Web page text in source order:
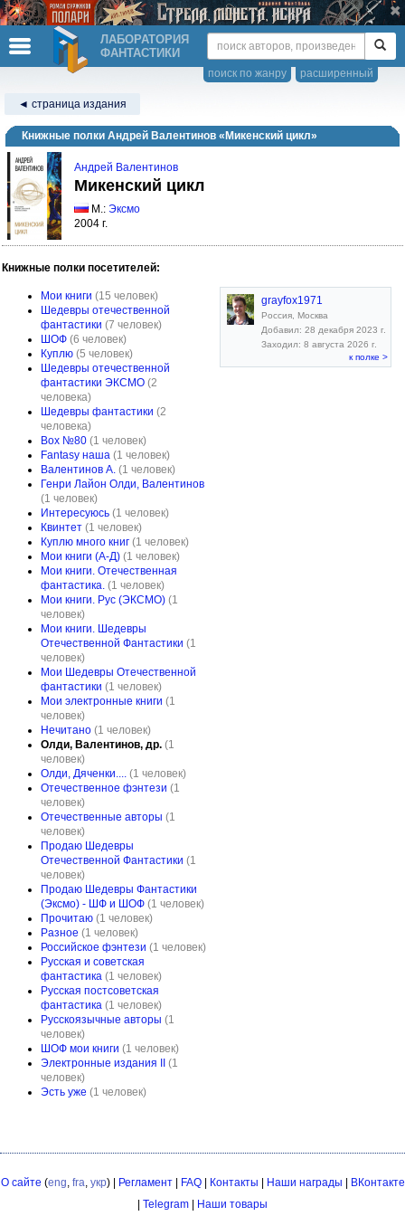
ЛАБОРАТОРИЯ
ФАНТАСТИКИ
расширенный
поиск по жанру
◄ страница издания
Книжные полки Андрей Валентинов «Микенский цикл»
Андрей Валентинов
Микенский цикл
М.: Эксмо
2004 г.
Книжные полки посетителей:
Мои книги (15 человек)
Шедевры отечественной
фантастики (7 человек)
ШОФ (6 человек)
Куплю (5 человек)
Шедевры отечественной
фантастики ЭКСМО (2
человека)
Шедевры фантастики (2
человека)
Box №80 (1 человек)
Fantasy наша (1 человек)
Валентинов А. (1 человек)
Генри Лайон Олди, Валентинов
(1 человек)
Интересуюсь (1 человек)
Квинтет (1 человек)
Куплю много книг (1 человек)
Мои книги (А-Д) (1 человек)
Мои книги. Отечественная
фантастика. (1 человек)
Мои книги. Рус (ЭКСМО) (1
человек)
Мои книги. Шедевры
Отечественной Фантастики (1
человек)
Мои Шедевры Отечественной
фантастики (1 человек)
Мои электронные книги (1
человек)
Нечитано (1 человек)
Олди, Валентинов, др. (1
человек)
Олди, Дяченки.... (1 человек)
Отечественное фэнтези (1
человек)
Отечественные авторы (1
человек)
Продаю Шедевры
Отечественной Фантастики (1
человек)
Продаю Шедевры Фантастики
(Эксмо) - ШФ и ШОФ (1 человек)
Прочитаю (1 человек)
Разное (1 человек)
Российское фэнтези (1 человек)
Русская и советская
фантастика (1 человек)
Русская постсоветская
фантастика (1 человек)
Русскоязычные авторы (1
человек)
ШОФ мои книги (1 человек)
Электронные издания II
(1
человек)
Эсть уже (1 человек)
grayfox1971
Россия, Москва
Добавил: 28 декабря 2023 г.
Заходил: 8 августа 2026 г.
к полке >
О сайте (eng, fra, укр) | Регламент| FAQ| Контакты Наши награды
ВКонтакте
Telegram Наши товары